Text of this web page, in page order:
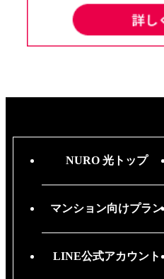
NURO 光トップ
マンション向けプラン
LINE公式アカウント